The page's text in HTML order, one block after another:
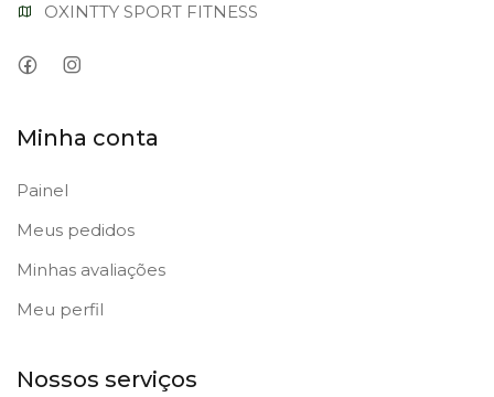
OXINTTY SPORT FITNESS
Minha conta
Painel
Meus pedidos
Minhas avaliações
Meu perfil
Nossos serviços